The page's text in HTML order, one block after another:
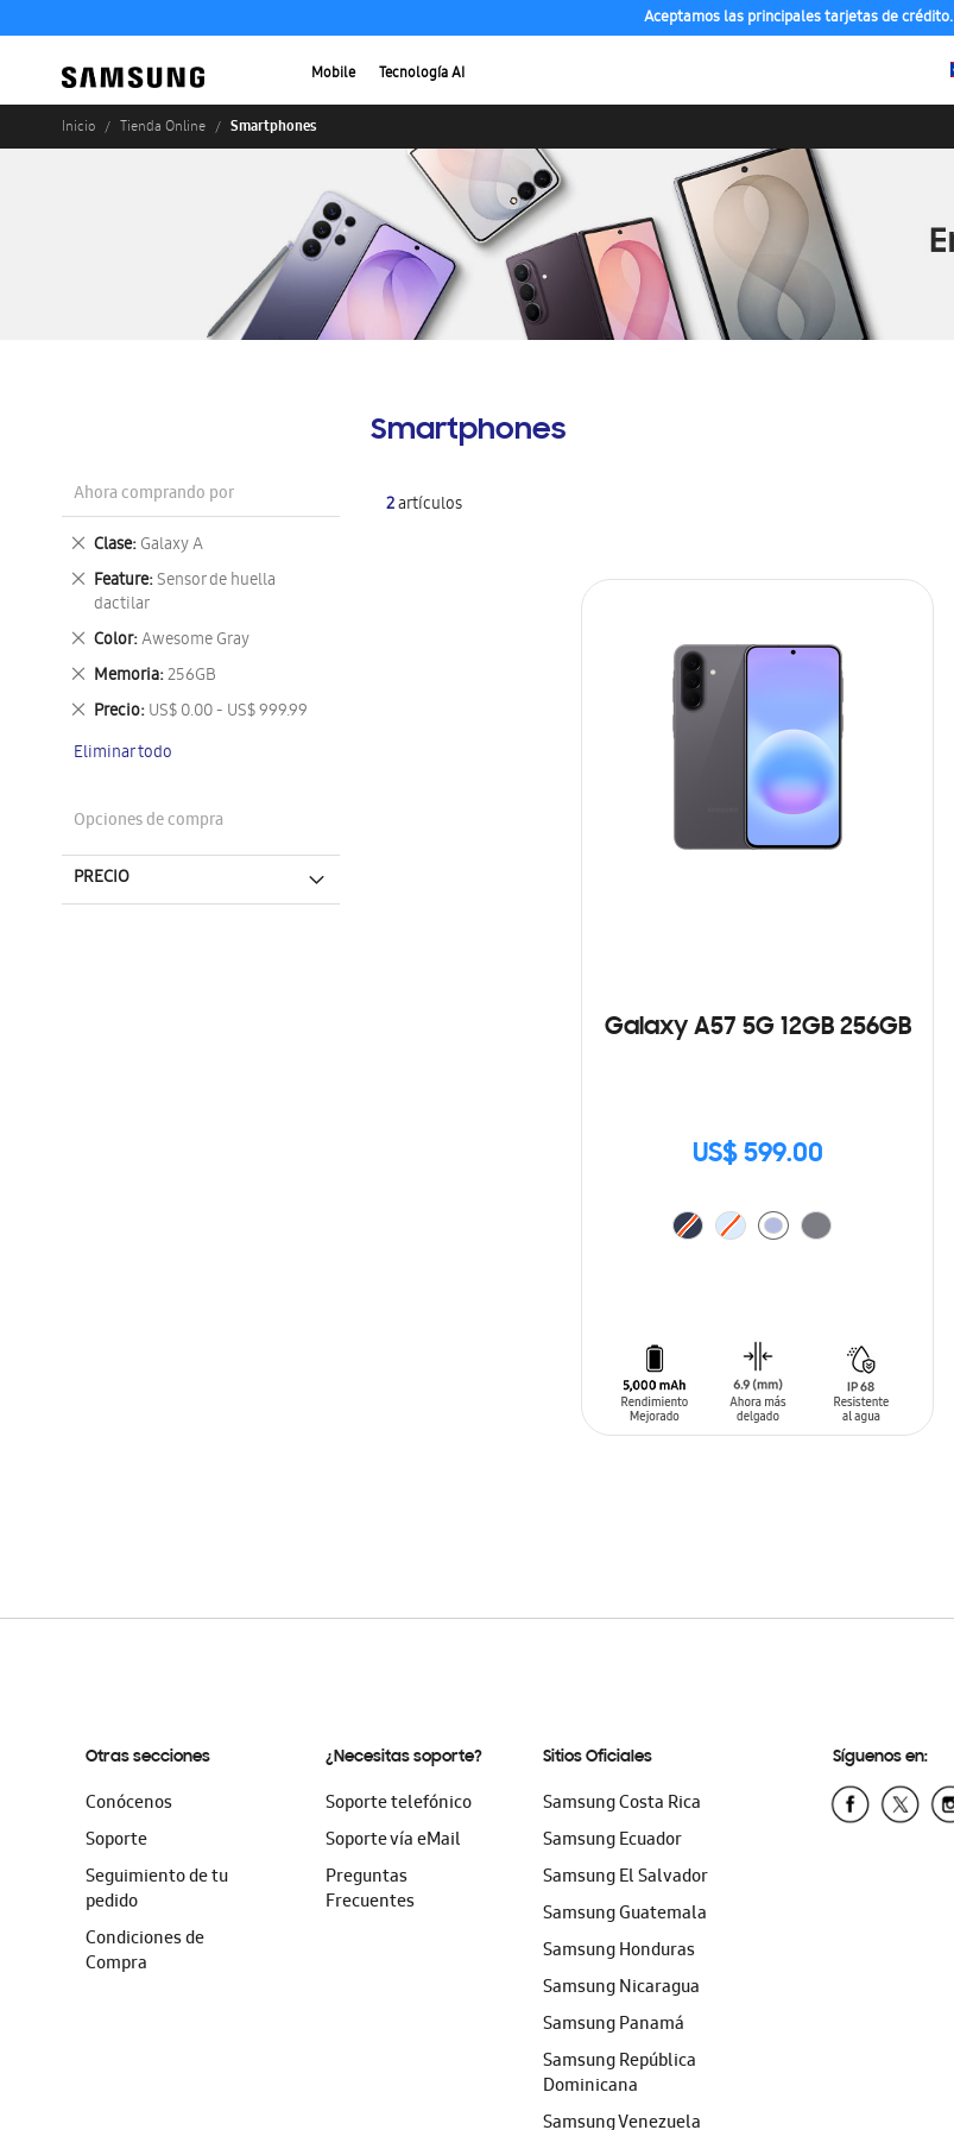
Aceptamos las principales tarjetas de crédito.
Mobile Tecnología AI
Inicio Tienda Online Smartphones
Smartphones
2artículos
Galaxy A57 5G 12GB 256GB
US$ 599.00
Ahora comprando por
Clase Galaxy A
Eliminar
este
artículo
Feature Sensor de huella
dactilar
Eliminar
este
artículo
Color Awesome Gray
Eliminar
este
artículo
Memoria 256GB
Eliminar
este
artículo
Precio US$ 0.00 - US$ 999.99
Eliminar
artículo
Eliminar todo
Opciones de compra
PRECIO
Otras secciones
Conócenos
Soporte
Seguimiento de tu
pedido
Condiciones de
Compra
¿Necesitas soporte?
Soporte telefónico
Soporte vía eMail
Preguntas
Frecuentes
Sitios Oficiales
Samsung Costa Rica
Samsung Ecuador
Samsung El Salvador
Samsung Guatemala
Samsung Honduras
Samsung Nicaragua
Samsung Panamá
Samsung República
Dominicana
Samsung Venezuela
Síguenos en: